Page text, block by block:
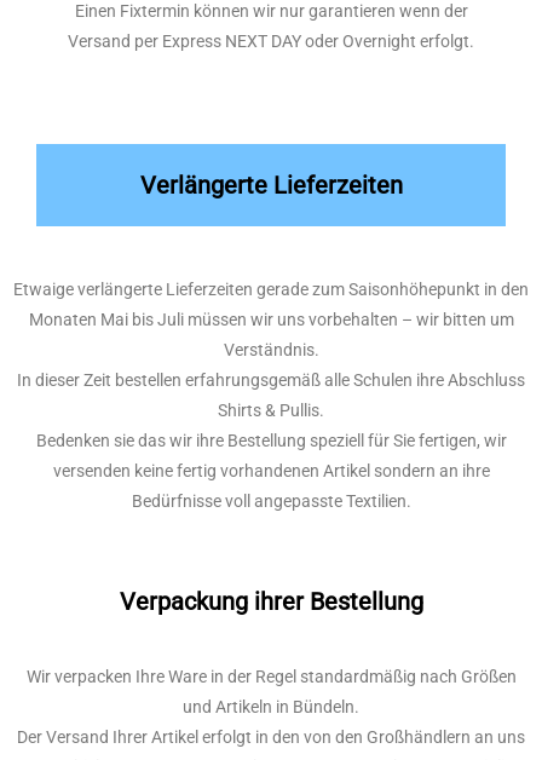
Einen Fixtermin können wir nur garantieren wenn der
Versand per Express NEXT DAY oder Overnight erfolgt.
Verlängerte Lieferzeiten
Etwaige verlängerte Lieferzeiten gerade zum Saisonhöhepunkt in den
Monaten Mai bis Juli müssen wir uns vorbehalten – wir bitten um
Verständnis.
In dieser Zeit bestellen erfahrungsgemäß alle Schulen ihre Abschluss
Shirts & Pullis.
Bedenken sie das wir ihre Bestellung speziell für Sie fertigen, wir
versenden keine fertig vorhandenen Artikel sondern an ihre
Bedürfnisse voll angepasste Textilien.
Verpackung ihrer Bestellung
Wir verpacken Ihre Ware in der Regel standardmäßig nach Größen
und Artikeln in Bündeln.
Der Versand Ihrer Artikel erfolgt in den von den Großhändlern an uns